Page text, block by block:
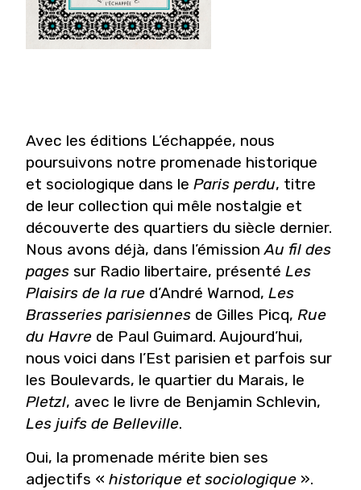
Avec les éditions L’échappée, nous
poursuivons notre promenade historique
et sociologique dans le Paris perdu, titre
de leur collection qui mêle nostalgie et
découverte des quartiers du siècle dernier.
Nous avons déjà, dans l’émissionAu fil des
pages sur Radio libertaire, présenté Les
Plaisirs de la rue d’André Warnod, Les
Brasseries parisiennes de Gilles Picq, Rue
du Havre de Paul Guimard. Aujourd’hui,
nous voici dans l’Est parisien et parfois sur
les Boulevards, le quartier du Marais, le
Pletzl, avec le livre de Benjamin Schlevin,
Les juifs de Belleville.
Oui, la promenade mérite bien ses
adjectifs « historique et sociologique ».